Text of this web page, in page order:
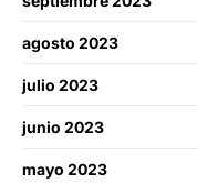
agosto 2023
julio 2023
junio 2023
mayo 2023